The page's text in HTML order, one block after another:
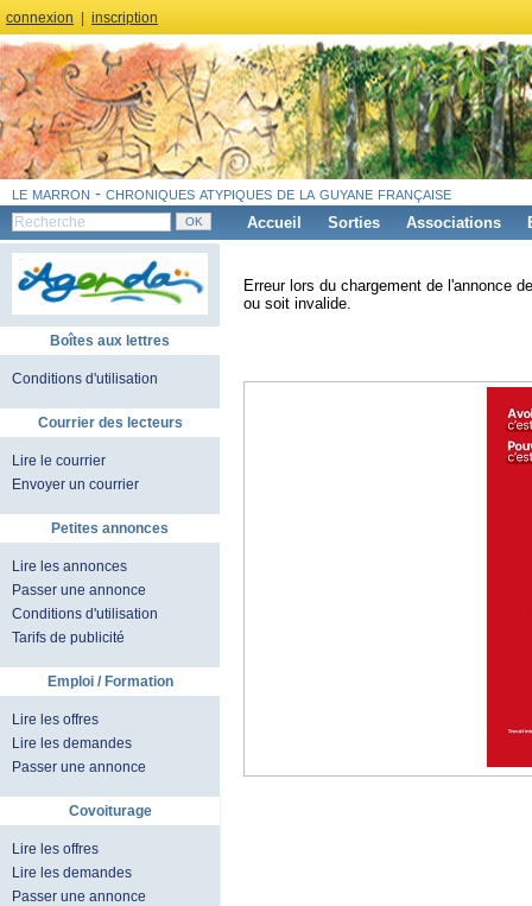
connexion inscription
le marron - chroniques atypiques de la guyane française
Accueil Sorties Associations
Boîtes aux lettres
Conditions d'utilisation
Courrier des lecteurs
Lire le courrier
Envoyer un courrier
Petites annonces
Lire les annonces
Passer une annonce
Conditions d'utilisation
Tarifs de publicité
Emploi / Formation
Lire les offres
Lire les demandes
Passer une annonce
Covoiturage
Lire les offres
Lire les demandes
Passer une annonce
Erreur lors du chargement de l'annonce
ou soit invalide.